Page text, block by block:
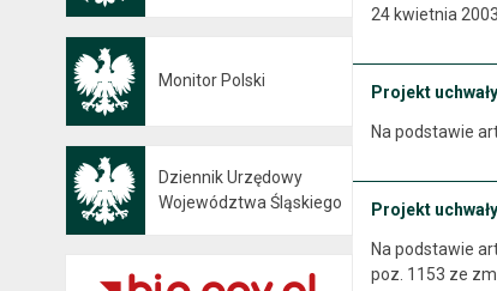
Monitor Polski
Dziennik Urzędowy
Województwa Śląskiego
24 kwietnia
Projekt
Na podstawie
Projekt
Na podstawie
poz. 1153 ze